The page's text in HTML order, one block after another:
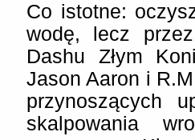
Co istotne:
wodę, lecz
Dashu Złym
Jason Aaron i
przynoszących
skalpowania